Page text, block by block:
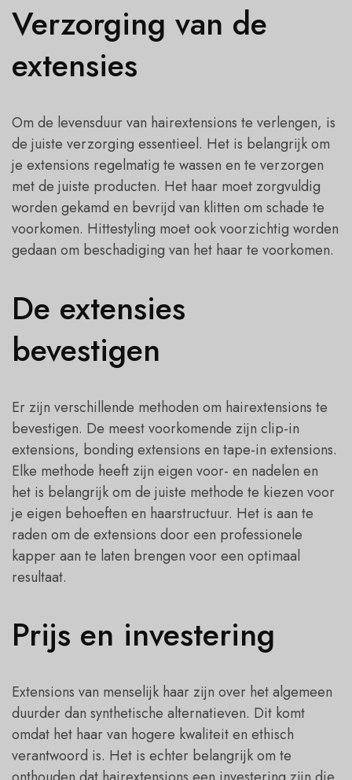
Verzorging van de
extensies
Om de levensduur van hairextensions te verlengen, is
de juiste verzorging essentieel. Het is belangrijk om
je extensions regelmatig te wassen en te verzorgen
met de juiste producten. Het haar moet zorgvuldig
worden gekamd en bevrijd van klitten om schade te
voorkomen. Hittestyling moet ook voorzichtig worden
gedaan om beschadiging van het haar te voorkomen.
De extensies
bevestigen
Er zijn verschillende methoden om hairextensions te
bevestigen. De meest voorkomende zijn clip-in
extensions, bonding extensions en tape-in extensions.
Elke methode heeft zijn eigen voor- en nadelen en
het is belangrijk om de juiste methode te kiezen voor
je eigen behoeften en haarstructuur. Het is aan te
raden om de extensions door een professionele
kapper aan te laten brengen voor een optimaal
resultaat.
Prijs en investering
Extensions van menselijk haar zijn over het algemeen
duurder dan synthetische alternatieven. Dit komt
omdat het haar van hogere kwaliteit en ethisch
verantwoord is. Het is echter belangrijk om te